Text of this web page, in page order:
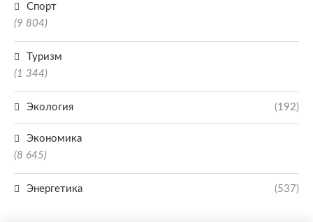
Спорт
(9 804)
Туризм
(1 344)
Экология (192)
Экономика
(8 645)
Энергетика (537)